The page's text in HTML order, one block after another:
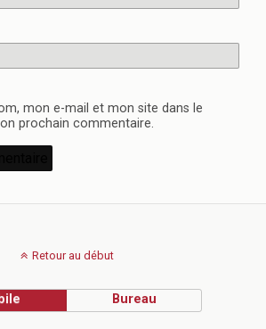
mon e-mail et mon site dans le
prochain commentaire.
Retour au début
Bureau